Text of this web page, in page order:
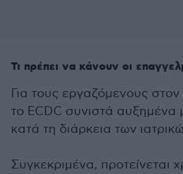
Τι πρέπει να κάνουν οι
Για τους εργαζόμενους
το ECDC συνιστά αυξημένα
κατά τη διάρκεια των
Συγκεκριμένα, προτείνεται